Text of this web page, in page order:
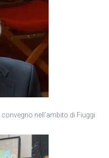
convegno nell’ambito di Fiuggi